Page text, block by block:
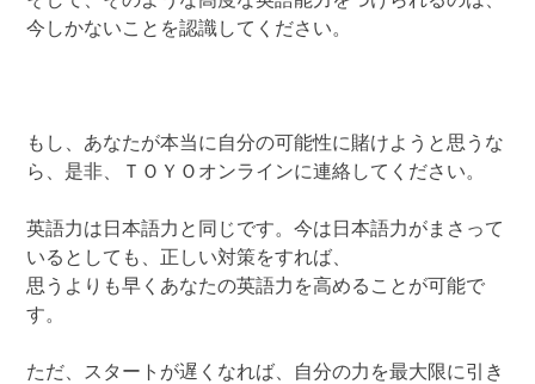
今しかないことを認識してください。
もし、あなたが本当に自分の可能性に賭けようと思うな
ら、是非、ＴＯＹＯオンラインに連絡してください。
英語力は日本語力と同じです。今は日本語力がまさって
いるとしても、正しい対策をすれば、
思うよりも早くあなたの英語力を高めることが可能で
す。
ただ、スタートが遅くなれば、自分の力を最大限に引き